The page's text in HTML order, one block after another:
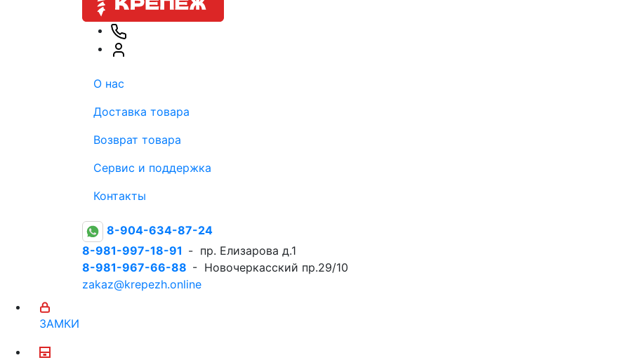
О нас
Доставка товара
Возврат товара
Сервис и поддержка
Контакты
8-904-634-87-24
8-981-997-18-91 - пр. Елизарова д.1
8-981-967-66-88 - Новочеркасский пр.29/10
zakaz@krepezh.online
ЗАМКИ